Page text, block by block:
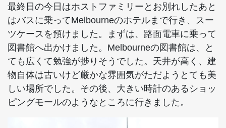
最終日の今日はホストファミリーとお別れしたあと
はバスに乗ってMelbourneのホテルまで行き、スー
ツケースを預けました。まずは、路面電車に乗って
図書館へ出かけました。Melbourneの図書館は、と
ても広くて勉強が捗りそうでした。天井が高く、建
物自体は古いけど厳かな雰囲気がただようとても美
しい場所でした。その後、大きい時計のあるショッ
ピングモールのようなところに行きました。